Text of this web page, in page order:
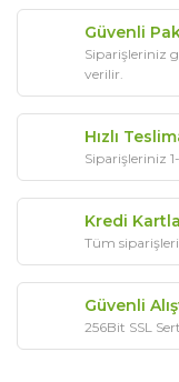
Güvenli
Siparişleriniz
verilir.
Hızlı
Siparişleriniz
Kredi
Tüm
Güvenli
256Bit SSL